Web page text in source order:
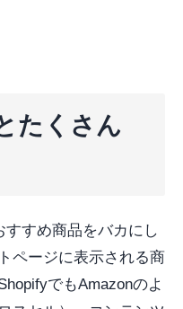
たくさん
すめ商品をバカにし
ページに表示される商
でもAmazonのよ